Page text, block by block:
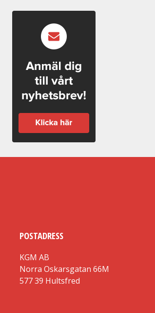
POSTADRESS
KGM AB
Norra Oskarsgatan 66M
577 39 Hultsfred